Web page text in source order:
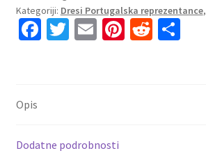
za
otroke
João
Gostujoči
Kategoriji: Dresi Portugalska reprezentance,
Fa
k
T E Pi R S
Opis
Dodatne podrobnosti